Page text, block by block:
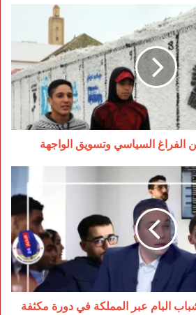
الفراغ السياسي وتسويق الواجهة
البام عبر المملكة في دورة مكثفة